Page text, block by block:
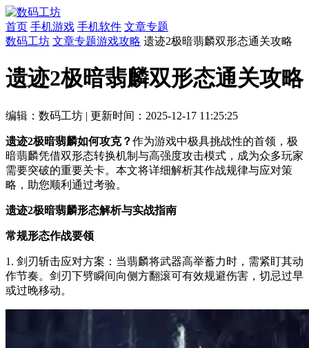
首页 手机游戏 手机软件 文章专题
数码工坊 文章专题游戏攻略 遗迹2极暗翡麟双形态通关攻略
遗迹2极暗翡麟双形态通关攻略
编辑：数码工坊 | 更新时间：2025-12-17 11:25:25
遗迹2极暗翡麟如何攻克？作为游戏中极具挑战性的首领，极
暗翡麟凭借双形态转换机制与高强度攻击模式，成为众多玩家
需要突破的重要关卡。本文将详细解析其作战规律与应对策
略，助您顺利通过考验。
遗迹2极暗翡麟形态解析与实战指南
常规形态作战要领
1. 剑刃斩击应对方案：当翡麟将武器高举蓄力时，需紧盯其动
作节奏。剑刃下劈瞬间向侧方翻滚可有效规避伤害，切忌过早
或过晚移动。